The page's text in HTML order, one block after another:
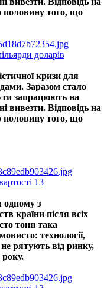
половину того, що
доларів
кризи для
Заразом стало
запрацюють на
вивезти. Відповідь на
половину того, що
13
одному з
країни після всіх
тонн така
технології,
рятують від ринку,
року.